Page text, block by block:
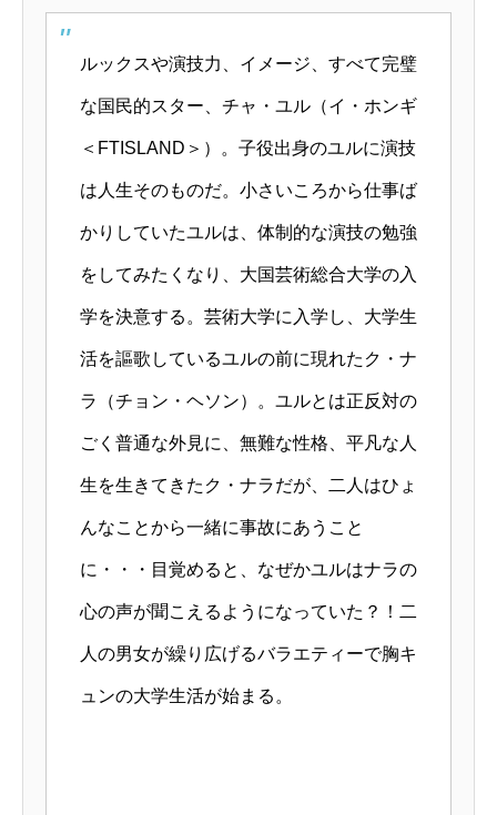
ルックスや演技力、イメージ、すべて完璧
な国民的スター、チャ・ユル（イ・ホンギ
＜FTISLAND＞）。子役出身のユルに演技
は人生そのものだ。小さいころから仕事ば
かりしていたユルは、体制的な演技の勉強
をしてみたくなり、大国芸術総合大学の入
学を決意する。芸術大学に入学し、大学生
活を謳歌しているユルの前に現れたク・ナ
ラ（チョン・ヘソン）。ユルとは正反対の
ごく普通な外見に、無難な性格、平凡な人
生を生きてきたク・ナラだが、二人はひょ
んなことから一緒に事故にあうこと
に・・・目覚めると、なぜかユルはナラの
心の声が聞こえるようになっていた？！二
人の男女が繰り広げるバラエティーで胸キ
ュンの大学生活が始まる。